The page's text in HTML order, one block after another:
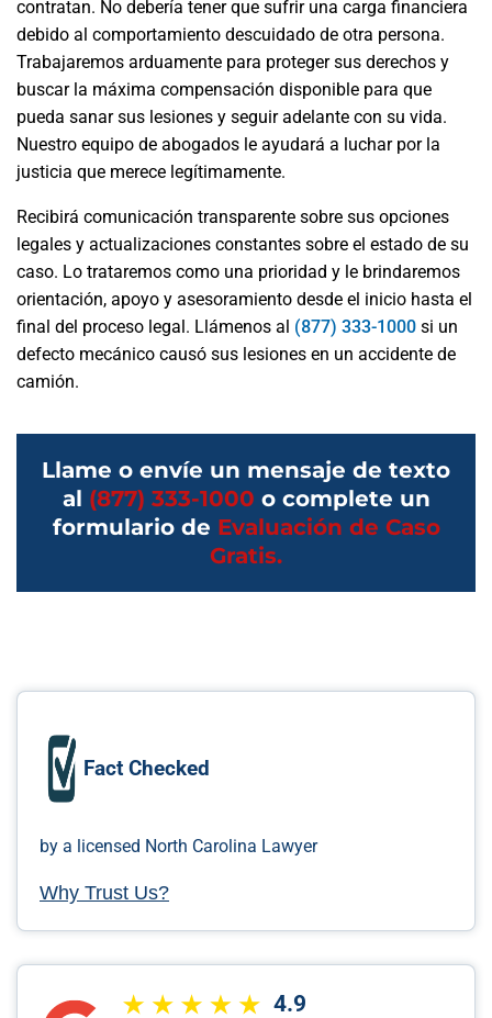
contratan. No debería tener que sufrir una carga financiera
debido al comportamiento descuidado de otra persona.
Trabajaremos arduamente para proteger sus derechos y
buscar la máxima compensación disponible para que
pueda sanar sus lesiones y seguir adelante con su vida.
Nuestro equipo de abogados le ayudará a luchar por la
justicia que merece legítimamente.
Recibirá comunicación transparente sobre sus opciones
legales y actualizaciones constantes sobre el estado de su
caso. Lo trataremos como una prioridad y le brindaremos
orientación, apoyo y asesoramiento desde el inicio hasta el
final del proceso legal. Llámenos al (877) 333-1000 si un
defecto mecánico causó sus lesiones en un accidente de
camión.
Llame o envíe un mensaje de texto
al (877) 333-1000 o complete un
formulario de Evaluación de Caso
Gratis.
Fact Checked
by a licensed North Carolina Lawyer
Why Trust Us?
4.9